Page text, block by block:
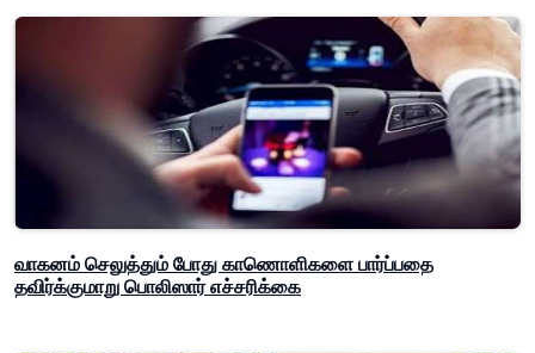
வாகனம் செலுத்தும் போது காணொளிகளை பார்ப்பதை
தவிர்க்குமாறு பொலிஸார் எச்சரிக்கை